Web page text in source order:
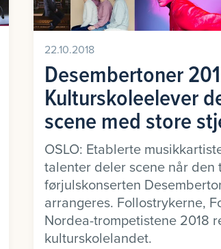
22.10.2018
Desembertoner
Kulturskoleelever
scene med store
OSLO: Etablerte
talenter deler scene når den
førjulskonserten
arrangeres. Follostrykerne,
Nordea-trompetistene 2018
kulturskolelandet.